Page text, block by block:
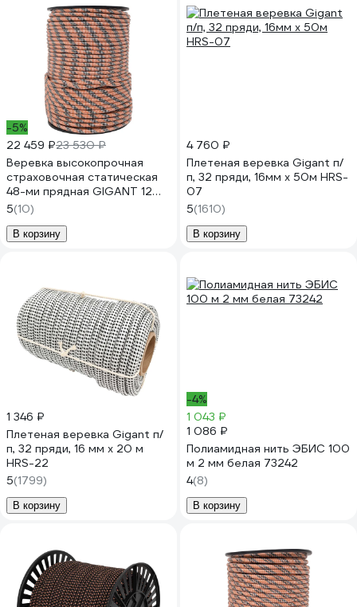
-5%
22 459 ₽23 530 ₽
Веревка высокопрочная
страховочная статическая
48-ми прядная GIGANT 12
мм 200 м SRG-07
5(10)
В корзину
4 760 ₽
Плетеная веревка Gigant п/
п, 32 пряди, 16мм х 50м HRS-
07
5(1610)
В корзину
1 346 ₽
Плетеная веревка Gigant п/
п, 32 пряди, 16 мм х 20 м
HRS-22
5(1799)
В корзину
-4%
1 043 ₽
1 086 ₽
Полиамидная нить ЭБИС 100
м 2 мм белая 73242
4(8)
В корзину